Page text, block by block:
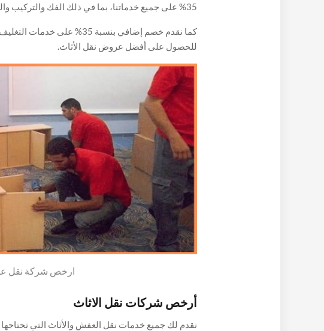
35% على جميع خدماتنا، بما في ذلك الفك والتركيب والنقل.
كما نقدم خصم إضافي بنسبة 35%
للحصول على أفضل عروض نقل الأثاث.
ارخص شركة نقل
أرخص شركات نقل الاثاث
نقدم لك جميع خدمات نقل العفش والأثاث التي